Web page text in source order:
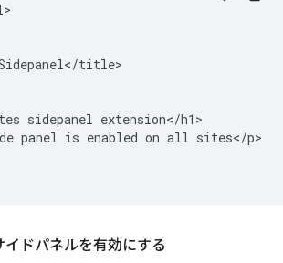
title>
sidepanel extension</h1>
panel is enabled on all sites</p>
ドパネルを有効にする